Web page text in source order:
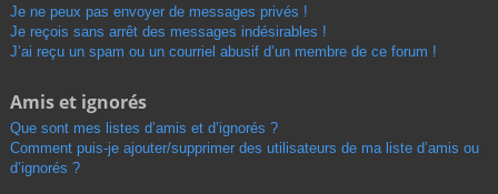
Je ne peux pas envoyer de messages privés !
Je reçois sans arrêt des messages indésirables !
J’ai reçu un spam ou un courriel abusif d’un membre de ce forum !
Amis et ignorés
Que sont mes listes d’amis et d’ignorés ?
Comment puis-je ajouter/supprimer des utilisateurs de ma liste d’amis ou
d’ignorés ?